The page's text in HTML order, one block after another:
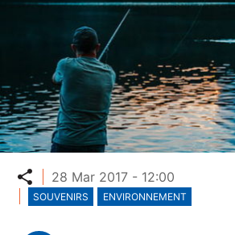
Partager
28 Mar 2017 - 12:00
SOUVENIRS ENVIRONNEMENT